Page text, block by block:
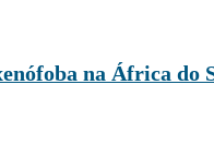
na África do